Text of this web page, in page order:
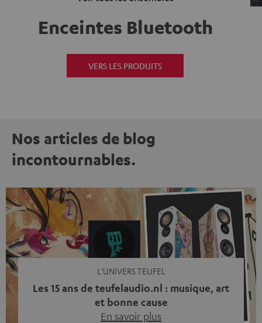
Enceintes Bluetooth
VERS LES PRODUITS
Nos articles de blog
incontournables.
L'UNIVERS TEUFEL
Les 15 ans de teufelaudio.nl : musique, art
et bonne cause
En savoir plus